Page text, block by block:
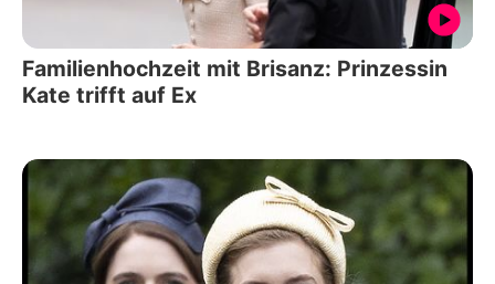
Familienhochzeit mit Brisanz: Prinzessin
Kate trifft auf Ex